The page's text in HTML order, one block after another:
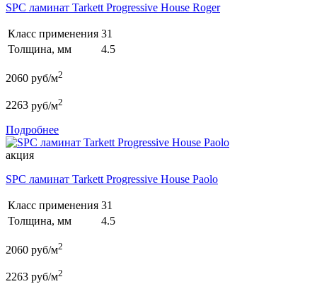
SPC ламинат Tarkett Progressive House Roger
Класс применения 31
Толщина, мм
4.5
2060 руб/м2
2263 руб/м2
Подробнее
акция
SPC ламинат Tarkett Progressive House Paolo
Класс применения 31
Толщина, мм
4.5
2060 руб/м2
2263 руб/м2